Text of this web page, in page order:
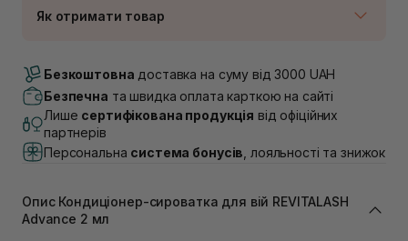
Як отримати товар
В наявності
Самовивіз м. Луцьк, вул. Винниченка 4
В наявності
Самовивіз м. Львів, вул. Академіка Підстригача, 1В
(Duck’s Lake)
В наявності
В наявності
Самовивіз м. Львів, вул. Степана Бандери 45
Безкоштовна доставка на суму від 3000 UAH
Безпечна та швидка оплата карткою на сайті
Лише сертифікована продукція від офіційних
партнерів
Персональна система бонусів , лояльності та знижок
Опис Кондиціонер-сироватка для вій REVITALASH
Advance 2 мл